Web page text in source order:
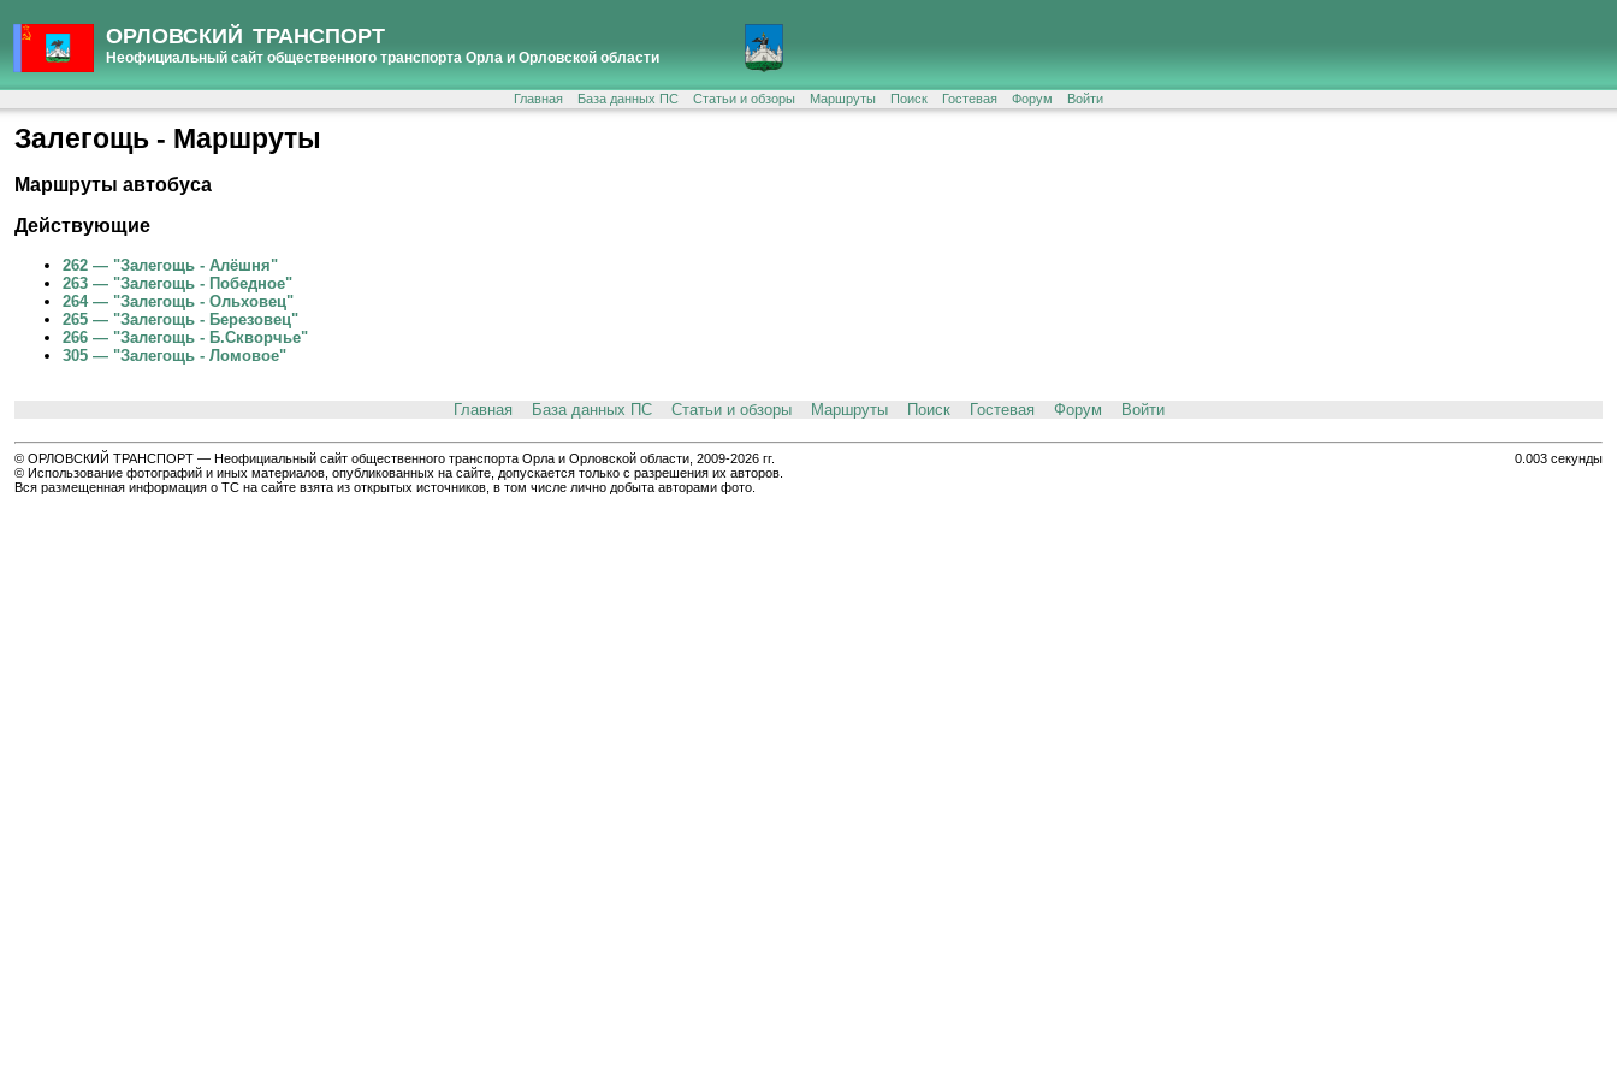
ОРЛОВСКИЙ ТРАНСПОРТ
Неофициальный сайт общественного транспорта Орла и Орловской области
Главная База данных ПС Статьи и обзоры Маршруты Поиск Гостевая Форум Войти
Залегощь - Маршруты
Маршруты автобуса
Действующие
262 — "Залегощь - Алёшня"
263 — "Залегощь - Победное"
264 — "Залегощь - Ольховец"
265 — "Залегощь - Березовец"
266 — "Залегощь - Б.Скворчье"
305 — "Залегощь - Ломовое"
Главная База данных ПС Статьи и обзоры Маршруты Поиск Гостевая Форум Войти
0.003 секунды
© ОРЛОВСКИЙ ТРАНСПОРТ — Неофициальный сайт общественного транспорта Орла и Орловской области, 2009-2026 гг.
© Использование фотографий и иных материалов, опубликованных на сайте, допускается только с разрешения их авторов.
Вся размещенная информация о ТС на сайте взята из открытых источников, в том числе лично добыта авторами фото.